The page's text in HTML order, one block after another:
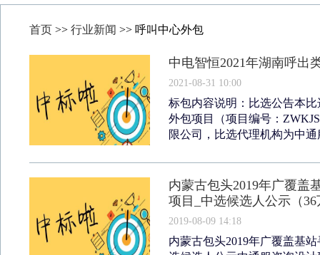
首页 >> 行业新闻 >> 呼叫中心外包
中电智恒2021年湖南呼出
2021-08-31 10:00
标包内容说明：比选公告本
外包项目（项目编号：
限公司，比选代理机构为中
内蒙古包头2019年广覆盖
项目_中选候选人公示（36
2019-08-09 14:18
内蒙古包头2019年广覆盖基